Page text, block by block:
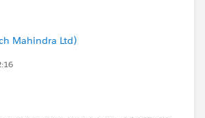
Mahindra Ltd)